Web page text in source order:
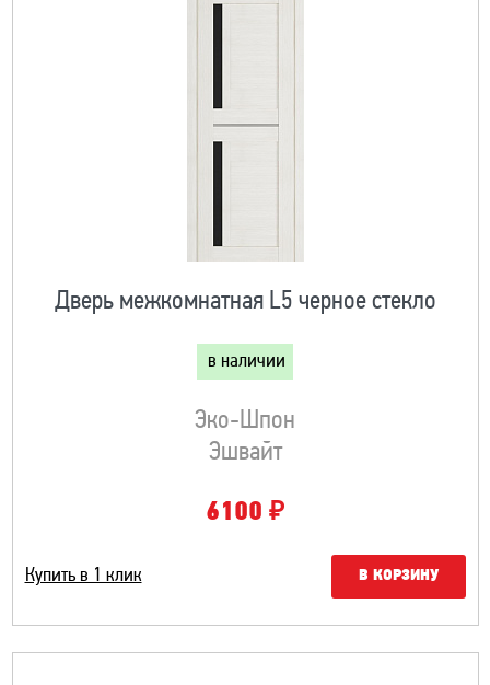
Дверь межкомнатная L5 черное стекло
в наличии
Эко-Шпон
Эшвайт
6100 ₽
Купить в 1 клик В КОРЗИНУ